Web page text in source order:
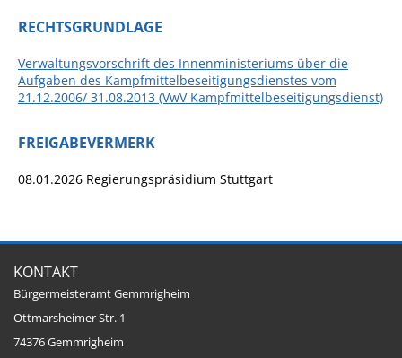
RECHTSGRUNDLAGE
Verwaltungsvorschrift des Innenministeriums über die
Aufgaben des Kampfmittelbeseitigungsdienstes vom
21.12.2006/ 31.08.2013 (VwV Kampfmittelbeseitigungsdienst)
FREIGABEVERMERK
08.01.2026 Regierungspräsidium Stuttgart
KONTAKT
Bürgermeisteramt Gemmrigheim
Ottmarsheimer Str. 1
74376 Gemmrigheim